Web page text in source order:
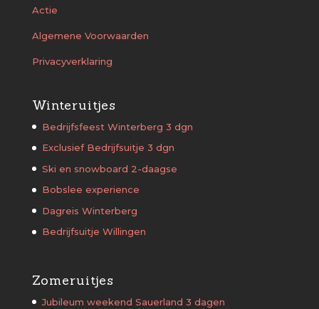
Actie
Algemene Voorwaarden
Privacyverklaring
Winteruitjes
Bedrijfsfeest Winterberg 3 dgn
Exclusief Bedrijfsuitje 3 dgn
Ski en snowboard 2-daagse
Bobslee experience
Dagreis Winterberg
Bedrijfsuitje Willingen
Zomeruitjes
Jubileum weekend Sauerland 3 dagen